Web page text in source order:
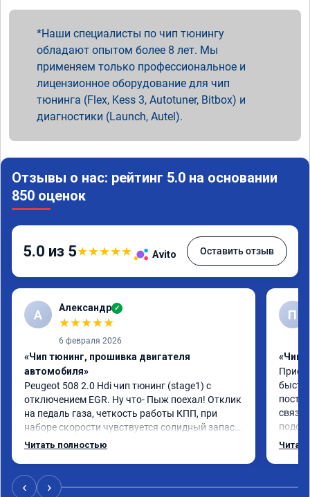
Наши специалисты по чип тюнингу
обладают опытом более 8 лет. Мы
применяем только профессиональное и
лицензионное оборудование для чип
тюнинга (Flex, Kess 3, Autotuner, Bitbox) и
диагностики (Launch, Autel).
Отзывы о нас: рейтинг 5.0 на основании
850 оценок
5.0 из 5★★★★★ Avito Оставить отзыв
А Александр ✓
★★★★★
6 февраля 2026
«Чип тюнинг, прошивка двигателя
автомобиля»
Peugeot 508 2.0 Hdi чип тюнинг (stage1) с
отключением EGR. Ну что- Пыж поехал! Отклик
на педаль газа, четкость работы КПП, при
наборе скорости чувствуется солидный запас
мощности. Ребята постарались на совесть,
Читать полностью
П
«Чип
‹ ›